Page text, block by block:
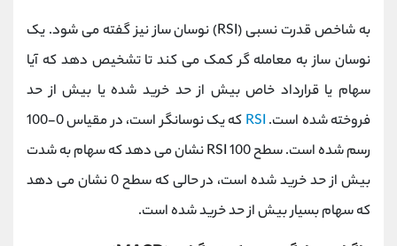
به شاخص قدرت نسبی (RSI) نوسان ساز نیز گفته می شود. یک
نوسان ساز به معامله گر کمک می کند تا تشخیص دهد که آیا
سهام یا قرارداد خاص بیش از حد خرید شده یا بیش از حد
فروخته شده است. RSI
که یک نوسانگر است، در مقیاس 0-100
رسم شده است. سطح RSI 100 نشان می دهد که سهام به شدت
بیش از حد خرید شده است، در حالی که سطح 0 نشان می دهد
که سهام بسیار بیش از حد خرید شده است.